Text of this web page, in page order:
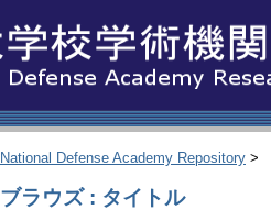
National Defense Academy Repository >
ブラウズ : タイトル